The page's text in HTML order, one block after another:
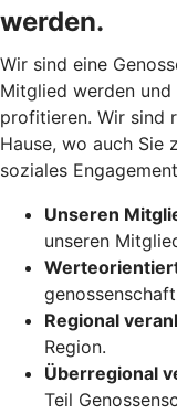
werden.
Wir sind eine
Mitglied werden
profitieren. Wir sind
Hause, wo auch Sie
soziales
Unseren
unseren
Regional
Region.
Überregional
Teil